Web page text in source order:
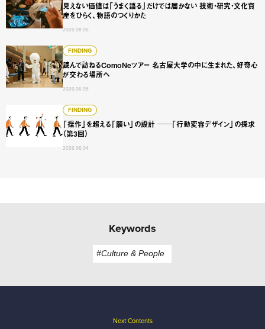
見えない価値は「うまく語る」だけでは届かない 技術・研究・文化資
産をひらく、物語のつくりかた
2026.08.06
FINDING
読んで訪ねるComoNeツアー 名古屋大学の中に生まれた、好奇心
が交わる場所へ
2026.06.05
読んで訪ねるComoNeツアー 名古屋大学の中に生まれた、
FINDING
「操作」を超える「願い」の設計 ──「行動変容デザイン」の探求
（第3回）
2026.06.04
「操作」を超える「願い」の設計 ──「行動変容デザイン」
Keywords
#Culture & People
Next Contents